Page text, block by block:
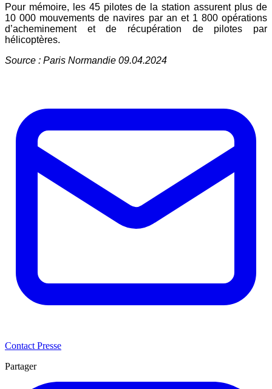
Pour mémoire, les 45 pilotes de la station assurent plus de
10 000 mouvements de navires par an et 1 800 opérations
d’acheminement et de récupération de pilotes par
hélicoptères.
Source : Paris Normandie 09.04.2024
Contact Presse
Partager